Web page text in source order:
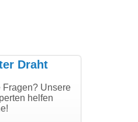
vielen
GbR
"Vielen Dank für den
Draht
Fragen? Unsere
helfen